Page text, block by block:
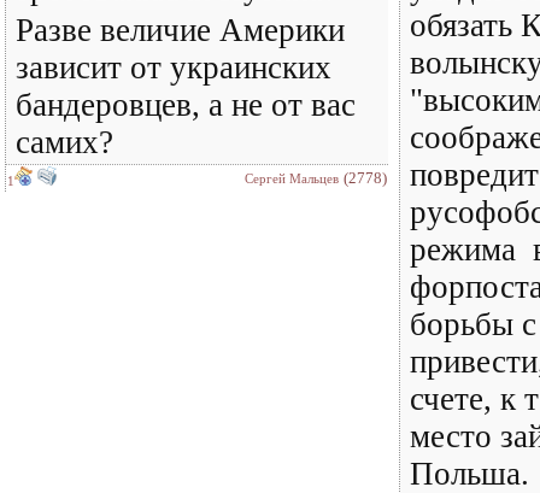
Разве величие Америки
зависит от украинских
бандеровцев, а не от вас
самих?
1 Сергей Мальцев (2778)
обязать
режима
борьбы
счете, к
место
Польша.